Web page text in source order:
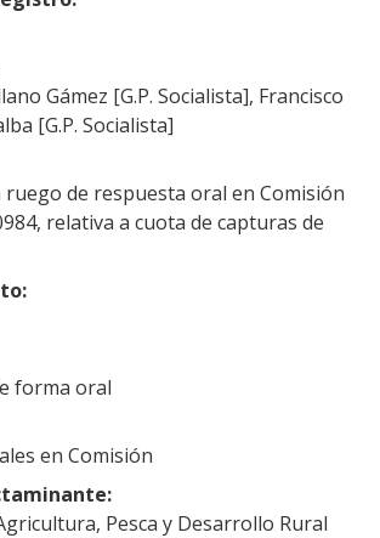
Gámez [G.P. Socialista], Francisco
[G.P. Socialista]
de respuesta oral en Comisión
relativa a cuota de capturas de
forma oral
en Comisión
Pesca y Desarrollo Rural